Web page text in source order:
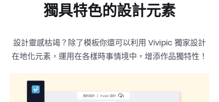
獨具特色的設計元素
設計靈感枯竭？除了模板你還可以利用 Vivipic 獨家設計
在地化元素，運用在各樣時事情境中，增添作品獨特性！